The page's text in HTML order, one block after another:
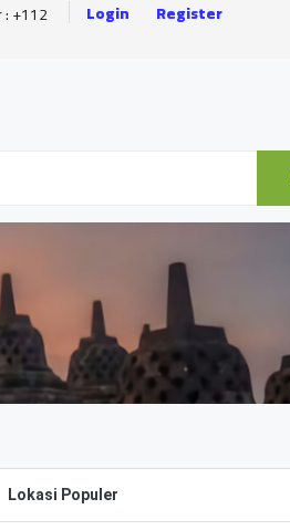
: +112 Login Register
Lokasi Populer